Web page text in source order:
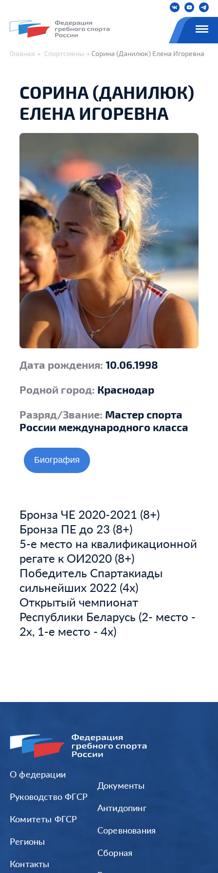
Главная Спортсмены Сорина (Данилюк) Елена Игоревна
СОРИНА (ДАНИЛЮК)
ЕЛЕНА ИГОРЕВНА
Дата рождения: 10.06.1998
Родной город: Краснодар
Разряд/Звание: Мастер спорта
России международного класса
Биография
Бронза ЧЕ 2020-2021 (8+)
Бронза ПЕ до 23 (8+)
5-е место на квалификационной
регате к ОИ2020 (8+)
Победитель Спартакиады
сильнейших 2022 (4х)
Открытый чемпионат
Республики Беларусь (2- место -
2х, 1-е место - 4х)
О федерации
Руководство ФГСР
Комитеты ФГСР
Регионы
Контакты
Документы
Антидопинг
Соревнования
Сборная